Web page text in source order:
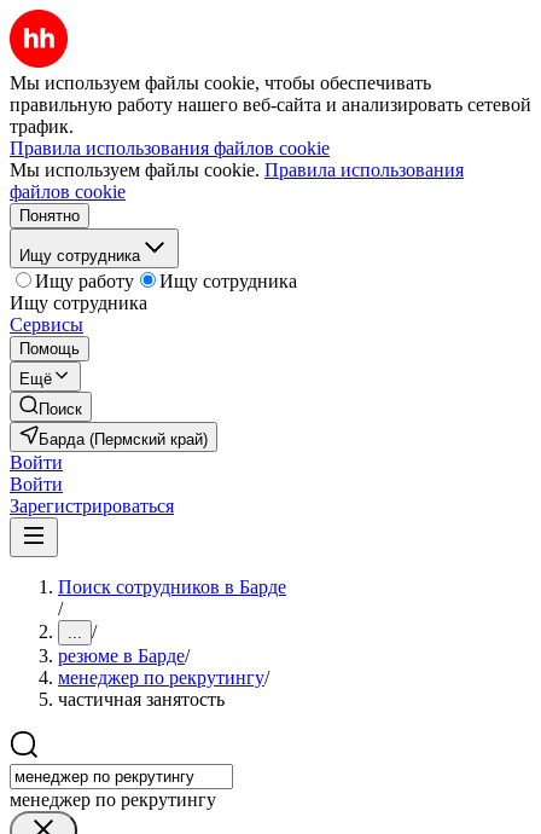
Мы используем файлы cookie, чтобы обеспечивать
правильную работу нашего веб-сайта и анализировать сетевой
трафик.
Правила использования файлов cookie
Мы используем файлы cookie. Правила использования
файлов cookie
Понятно
Ищу сотрудника
Ищу работу
Ищу сотрудника
Ищу сотрудника
Сервисы
Помощь
Ещё
Поиск
Барда (Пермский край)
Войти
Войти
Зарегистрироваться
Поиск сотрудников в Барде
/
... /
резюме в Барде/
менеджер по рекрутингу/
частичная занятость
менеджер по рекрутингу